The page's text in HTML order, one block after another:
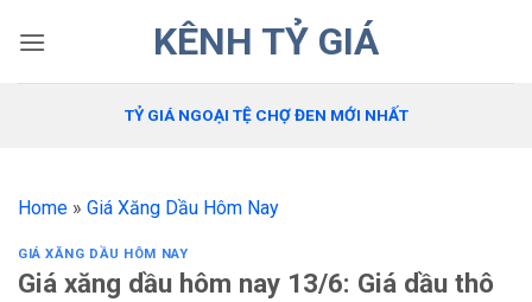
qua
KÊNH TỶ GIÁ
TỶ GIÁ NGOẠI TỆ CHỢ ĐEN MỚI NHẤT
Home » Giá Xăng Dầu Hôm Nay
GIÁ XĂNG DẦU HÔM NAY
Giá xăng dầu hôm nay 13/6: Giá dầu thô